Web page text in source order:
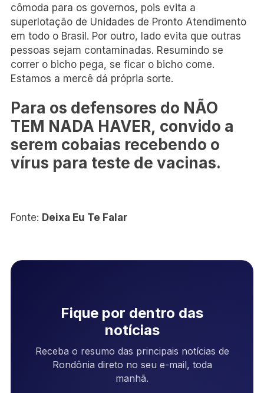
cômoda para os governos, pois evita a
superlotação de Unidades de Pronto Atendimento
em todo o Brasil. Por outro, lado evita que outras
pessoas sejam contaminadas. Resumindo se
correr o bicho pega, se ficar o bicho come.
Estamos a mercê dá própria sorte.
Para os defensores do NÃO
TEM NADA HAVER, convido a
serem cobaias recebendo o
vírus para teste de vacinas.
Fonte: Deixa Eu Te Falar
Fique por dentro das
notícias
Receba o resumo das principais notícias de
Rondônia direto no seu e-mail, toda
manhã.